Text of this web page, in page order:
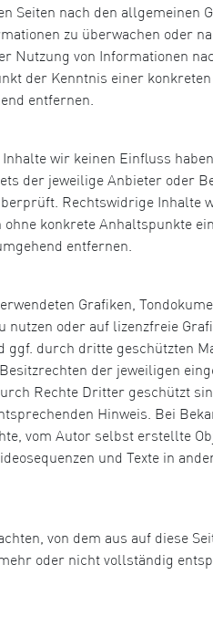
Seiten nach den allgemeinen
zu überwachen oder
von Informationen
der Kenntnis einer
entfernen.
wir keinen Einfluss
der jeweilige Anbieter oder
Rechtswidrige Inhalte
konkrete Anhaltspunkte
entfernen.
Grafiken,
oder auf lizenzfreie
durch dritte geschützten
der jeweiligen
Rechte Dritter geschützt
Hinweis. Bei
vom Autor selbst erstellte
und Texte in
von dem aus auf diese
oder nicht vollständig